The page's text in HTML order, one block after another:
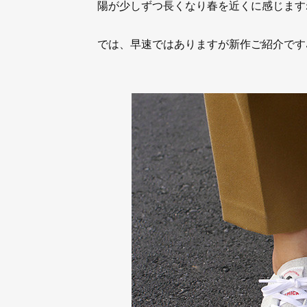
陽が少しずつ長くなり春を近くに感じま
では、早速ではありますが新作ご紹介で